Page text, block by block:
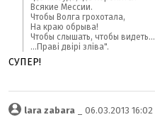
Всякие Мессии.
Чтобы Волга грохотала,
На краю обрыва!
Чтобы слышать, чтобы видеть...
...Праві двірі зліва".
СУПЕР!
lara zabara _ 06.03.2013 16:02